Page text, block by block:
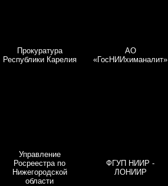
Прокуратура
Республики Карелия
АО
«ГосНИИхиманалит»
Управление
Росреестра по
Нижегородской
области
ФГУП НИИР -
ЛОНИИР